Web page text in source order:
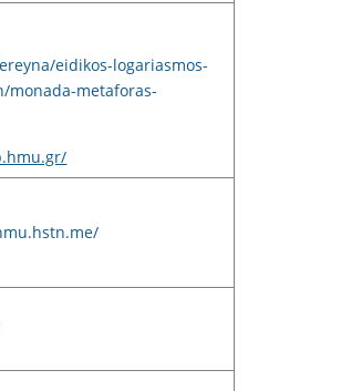
eidikos-logariasmos-
monada-metaforas-